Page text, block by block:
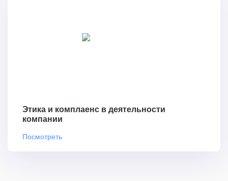
Этика и комплаенс в деятельности
компании
Посмотреть